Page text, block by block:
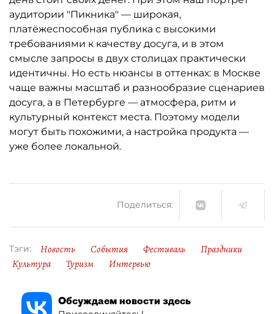
аудитории "Пикника" — широкая,
платёжеспособная публика с высокими
требованиями к качеству досуга, и в этом
смысле запросы в двух столицах практически
идентичны. Но есть нюансы в оттенках: в Москве
чаще важны масштаб и разнообразие сценариев
досуга, а в Петербурге — атмосфера, ритм и
культурный контекст места. Поэтому модели
могут быть похожими, а настройка продукта —
уже более локальной.
Поделиться:
Тэги: Новость События Фестиваль
Праздники
Культура
Туризм Интервью
Обсуждаем новости здесь